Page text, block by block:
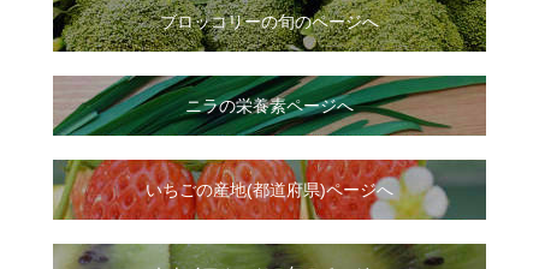
ブロッコリーの旬のページへ
ニラの栄養素ページへ
いちごの産地(都道府県)ページへ